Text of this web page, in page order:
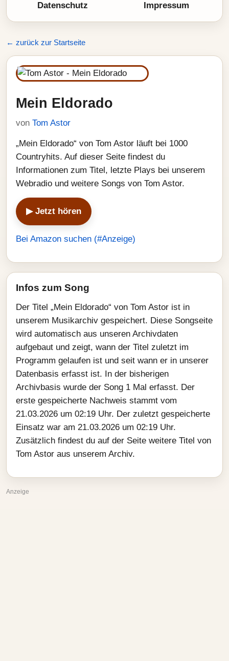
Datenschutz Impressum
← zurück zur Startseite
Mein Eldorado
von Tom Astor
„Mein Eldorado“ von Tom Astor läuft bei 1000
Countryhits. Auf dieser Seite findest du
Informationen zum Titel, letzte Plays bei unserem
Webradio und weitere Songs von Tom Astor.
▶ Jetzt hören
Bei Amazon suchen (#Anzeige)
Infos zum Song
Der Titel „Mein Eldorado“ von Tom Astor ist in
unserem Musikarchiv gespeichert. Diese Songseite
wird automatisch aus unseren Archivdaten
aufgebaut und zeigt, wann der Titel zuletzt im
Programm gelaufen ist und seit wann er in unserer
Datenbasis erfasst ist. In der bisherigen
Archivbasis wurde der Song 1 Mal erfasst. Der
erste gespeicherte Nachweis stammt vom
21.03.2026 um 02:19 Uhr. Der zuletzt gespeicherte
Einsatz war am 21.03.2026 um 02:19 Uhr.
Zusätzlich findest du auf der Seite weitere Titel von
Tom Astor aus unserem Archiv.
Anzeige